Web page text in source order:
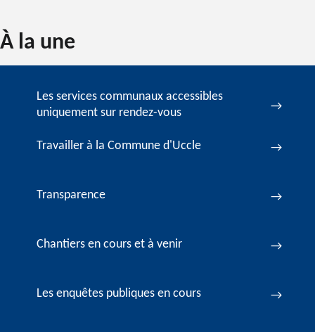
Accueil
À la une
Les services communaux accessibles
uniquement sur rendez-vous
Travailler à la Commune d'Uccle
Transparence
Chantiers en cours et à venir
Les enquêtes publiques en cours